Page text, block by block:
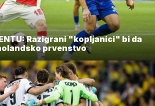
Razigrani "kopljanici" bi da
prvenstvo